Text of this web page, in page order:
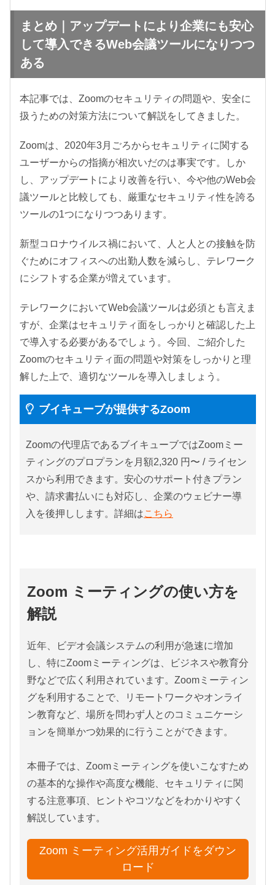
まとめ｜アップデートにより企業にも安心
して導入できるWeb会議ツールになりつつ
ある
本記事では、Zoomのセキュリティの問題や、安全に
扱うための対策方法について解説をしてきました。
Zoomは、2020年3月ごろからセキュリティに関する
ユーザーからの指摘が相次いだのは事実です。しか
し、アップデートにより改善を行い、今や他のWeb会
議ツールと比較しても、厳重なセキュリティ性を誇る
ツールの1つになりつつあります。
新型コロナウイルス禍において、人と人との接触を防
ぐためにオフィスへの出勤人数を減らし、テレワーク
にシフトする企業が増えています。
テレワークにおいてWeb会議ツールは必須とも言えま
すが、企業はセキュリティ面をしっかりと確認した上
で導入する必要があるでしょう。今回、ご紹介した
Zoomのセキュリティ面の問題や対策をしっかりと理
解した上で、適切なツールを導入しましょう。
ブイキューブが提供するZoom
Zoomの代理店であるブイキューブではZoomミー
ティングのプロプランを月額2,320 円〜 / ライセン
スから利用できます。安心のサポート付きプラン
や、請求書払いにも対応し、企業のウェビナー導
入を後押しします。詳細はこちら
Zoom ミーティングの使い方を
解説
近年、ビデオ会議システムの利用が急速に増加
し、特にZoomミーティングは、ビジネスや教育分
野などで広く利用されています。Zoomミーティン
グを利用することで、リモートワークやオンライ
ン教育など、場所を問わず人とのコミュニケーシ
ョンを簡単かつ効果的に行うことができます。
本冊子では、Zoomミーティングを使いこなすため
の基本的な操作や高度な機能、セキュリティに関
する注意事項、ヒントやコツなどをわかりやすく
解説しています。
Zoom ミーティング活用ガイドをダウン
ロード